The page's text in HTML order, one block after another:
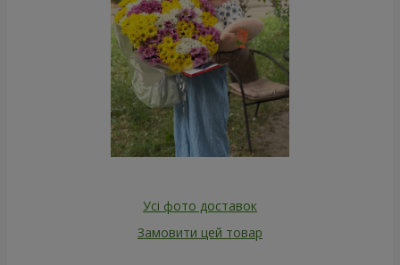
Усі фото доставок
Замовити цей товар